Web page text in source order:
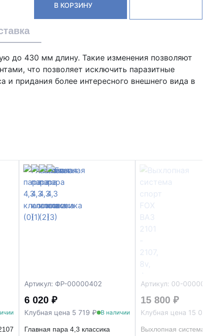
В КОРЗИНУ
до 430 мм длину. Такие изменения позволяют
что позволяет исключить паразитные
и придания более интересного внешнего вида в
Артикул: ФР-00000402
6 020 ₽
Клубная цена 5 719 ₽ В наличии
Главная пара 4,3 классика
Артикул: 00-00000242
15 800 ₽
Клубная цена 15 010 ₽
Выхлопная система